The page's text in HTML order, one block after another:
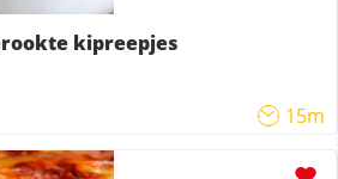
kipreepjes
15m